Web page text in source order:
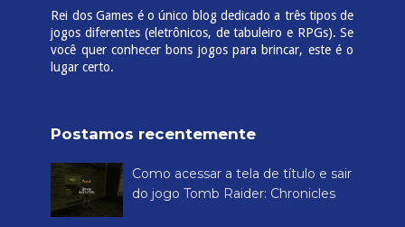
Rei dos Games é o único blog dedicado a três tipos de
jogos diferentes (eletrônicos, de tabuleiro e RPGs). Se
você quer conhecer bons jogos para brincar, este é o
lugar certo.
Postamos recentemente
Como acessar a tela de título e sair
do jogo Tomb Raider: Chronicles